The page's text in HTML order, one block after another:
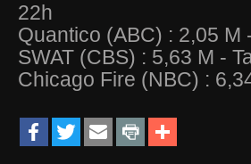
22h
Quantico (ABC) : 2,05 M
SWAT (CBS) : 5,63 M -
Chicago Fire (NBC) :